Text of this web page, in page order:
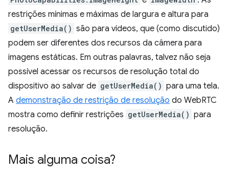
restrições mínimas e máximas de largura e altura para
getUserMedia() são para vídeos, que (como discutido)
podem ser diferentes dos recursos da câmera para
imagens estáticas. Em outras palavras, talvez não seja
possível acessar os recursos de resolução total do
dispositivo ao salvar de getUserMedia() para uma tela.
A demonstração de restrição de resolução do WebRTC
mostra como definir restrições getUserMedia() para
resolução.
Mais alguma coisa?